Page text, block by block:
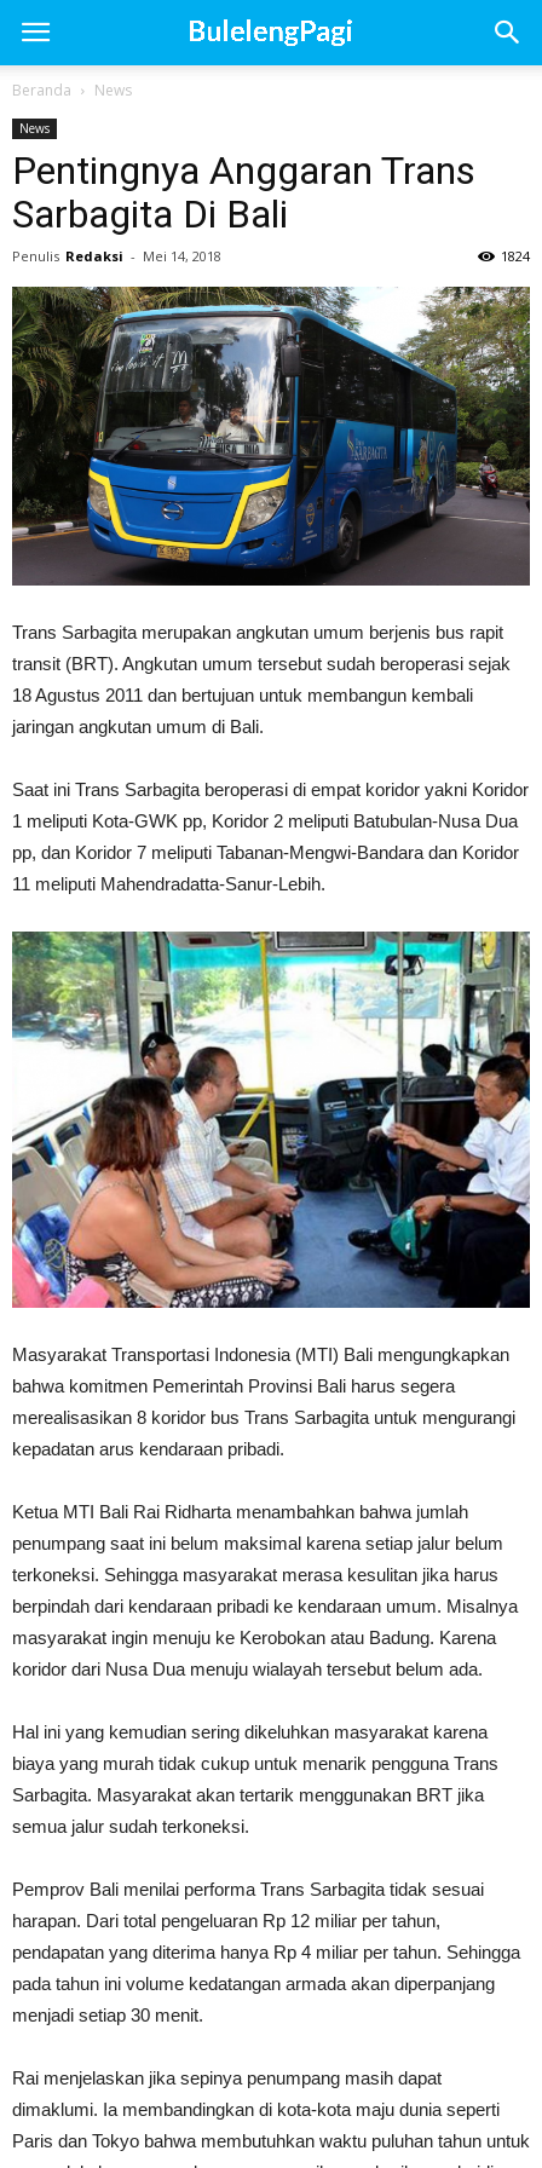
Beranda News
News
Pentingnya Anggaran Trans
Sarbagita Di Bali
Penulis Redaksi - Mei 14, 2018 1824
Trans Sarbagita merupakan angkutan umum berjenis bus rapit
transit (BRT). Angkutan umum tersebut sudah beroperasi sejak
18 Agustus 2011 dan bertujuan untuk membangun kembali
jaringan angkutan umum di Bali.
Saat ini Trans Sarbagita beroperasi di empat koridor yakni Koridor
1 meliputi Kota-GWK pp, Koridor 2 meliputi Batubulan-Nusa Dua
pp, dan Koridor 7 meliputi Tabanan-Mengwi-Bandara dan Koridor
11 meliputi Mahendradatta-Sanur-Lebih.
Masyarakat Transportasi Indonesia (MTI) Bali mengungkapkan
bahwa komitmen Pemerintah Provinsi Bali harus segera
merealisasikan 8 koridor bus Trans Sarbagita untuk mengurangi
kepadatan arus kendaraan pribadi.
Ketua MTI Bali Rai Ridharta menambahkan bahwa jumlah
penumpang saat ini belum maksimal karena setiap jalur belum
terkoneksi. Sehingga masyarakat merasa kesulitan jika harus
berpindah dari kendaraan pribadi ke kendaraan umum. Misalnya
masyarakat ingin menuju ke Kerobokan atau Badung. Karena
koridor dari Nusa Dua menuju wialayah tersebut belum ada.
Hal ini yang kemudian sering dikeluhkan masyarakat karena
biaya yang murah tidak cukup untuk menarik pengguna Trans
Sarbagita. Masyarakat akan tertarik menggunakan BRT jika
semua jalur sudah terkoneksi.
Pemprov Bali menilai performa Trans Sarbagita tidak sesuai
harapan. Dari total pengeluaran Rp 12 miliar per tahun,
pendapatan yang diterima hanya Rp 4 miliar per tahun. Sehingga
pada tahun ini volume kedatangan armada akan diperpanjang
menjadi setiap 30 menit.
Rai menjelaskan jika sepinya penumpang masih dapat
dimaklumi. Ia membandingkan di kota-kota maju dunia seperti
Paris dan Tokyo bahwa membutuhkan waktu puluhan tahun untuk